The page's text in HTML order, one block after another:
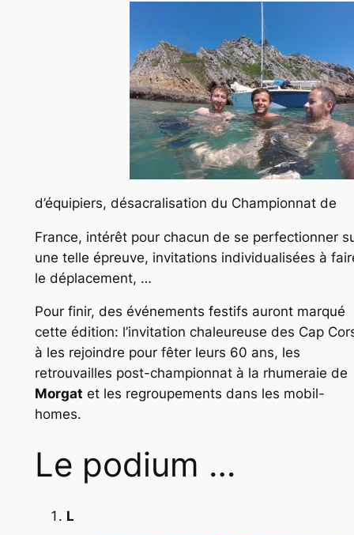
d’équipiers, désacralisation du Championnat de
France, intérêt pour chacun de se perfectionner
une telle épreuve, invitations individualisées à
le déplacement, …
Pour finir, des événements festifs auront marqué
cette édition: l’invitation chaleureuse des Cap
à les rejoindre pour fêter leurs 60 ans, les
retrouvailles post-championnat à la rhumeraie de
Morgat et les regroupements dans les mobil-
homes.
Le podium …
L